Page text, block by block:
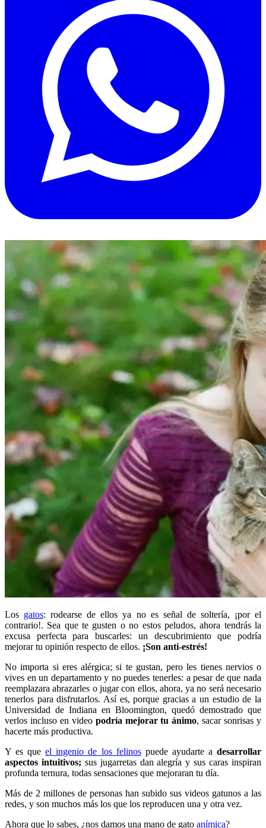
Los gatos: rodearse de ellos ya no es señal de soltería, ¡por el
contrario!. Sea que te gusten o no estos peludos, ahora tendrás la
excusa perfecta para buscarles: un descubrimiento que podría
mejorar tu opinión respecto de ellos. ¡Son anti-estrés!
No importa si eres alérgica; si te gustan, pero les tienes nervios o
vives en un departamento y no puedes tenerles: a pesar de que nada
reemplazara abrazarles o jugar con ellos, ahora, ya no será necesario
tenerlos para disfrutarlos. Así es, porque gracias a un estudio de la
Universidad de Indiana en Bloomington, quedó demostrado que
verlos incluso en videopodría mejorar tu ánimo, sacar sonrisas y
hacerte más productiva.
Y es queel ingenio de los felinospuede ayudarte adesarrollar
aspectos intuitivos; sus jugarretas dan alegría y sus caras inspiran
profunda ternura, todas sensaciones que mejoraran tu día.
Más de 2 millones de personas han subido sus videos gatunos a las
redes, y son muchos más los que los reproducen una y otra vez.
Ahora que lo sabes, ¿nos damos una mano de gato anímica?